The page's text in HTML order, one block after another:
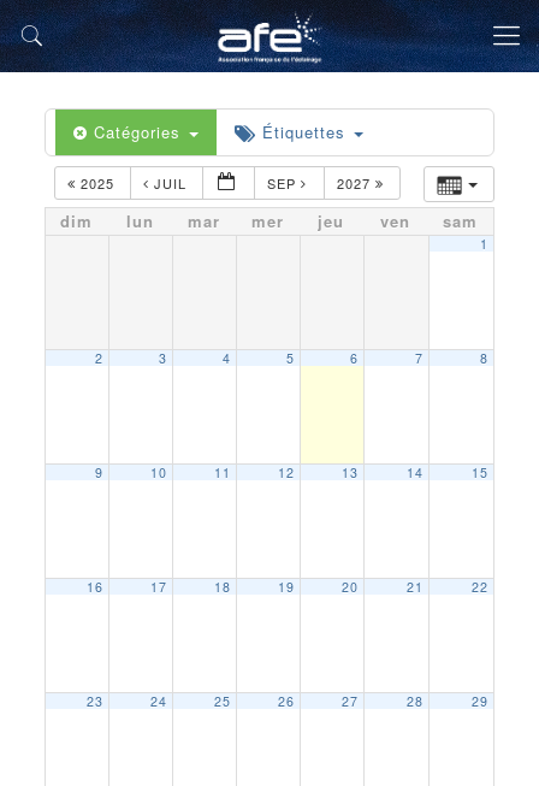
Catégories Étiquettes
2025 JUIL SEP 2027
dim lun mar mer jeu ven sam
1
2 3 4 5 6 7 8
9 10 11 12 13 14 15
16 17 18 19 20 21 22
23 24 25 26 27 28 29